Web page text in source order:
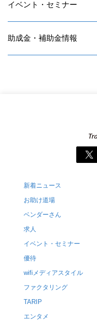
イベント・セミナー
助成金・補助金情報
新着ニュース
お助け道場
ベンダーさん
求人
イベント・セミナー
優待
wifiメディアスタイル
ファクタリング
TARIP
エンタメ